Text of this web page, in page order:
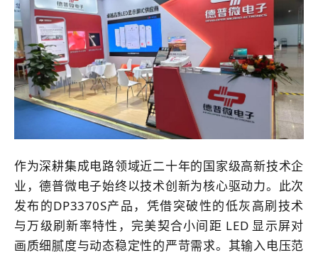
作为深耕集成电路领域近二十年的国家级高新技术企
业，德普微电子始终以技术创新为核心驱动力。
此次
发布的DP3370S产品，凭借突破性的低灰高刷技术
与万级刷新率特性，完美契合小间距 LED 显示屏对
画质细腻度与动态稳定性的严苛需求。 其输入电压范